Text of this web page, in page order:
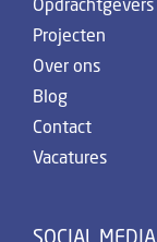
Opdrachtgevers
Projecten
Over ons
Blog
Contact
Vacatures